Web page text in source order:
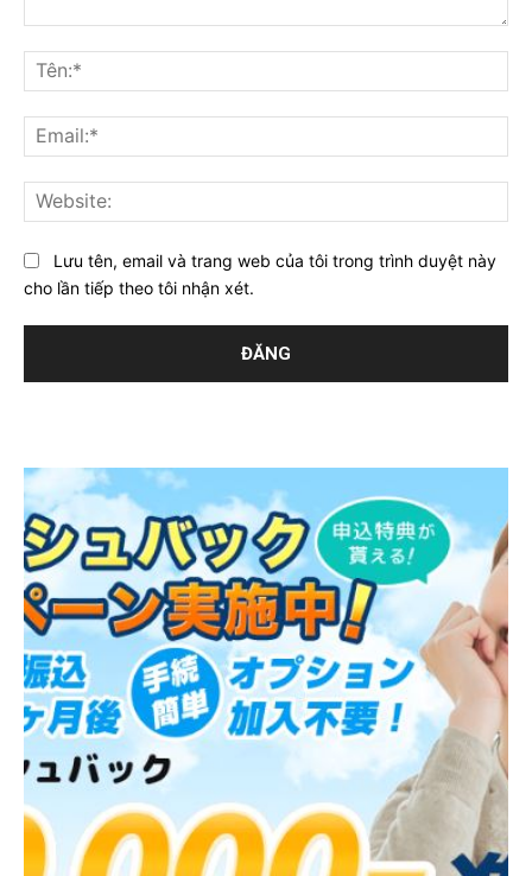
luận:
Lưu tên, email và trang web của tôi trong trình duyệt này
cho lần tiếp theo tôi nhận xét.